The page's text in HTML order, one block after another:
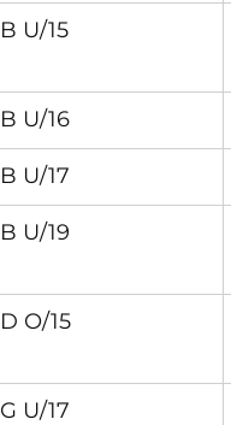
B U/15
B U/16
B U/17
B U/19
D O/15
G U/17